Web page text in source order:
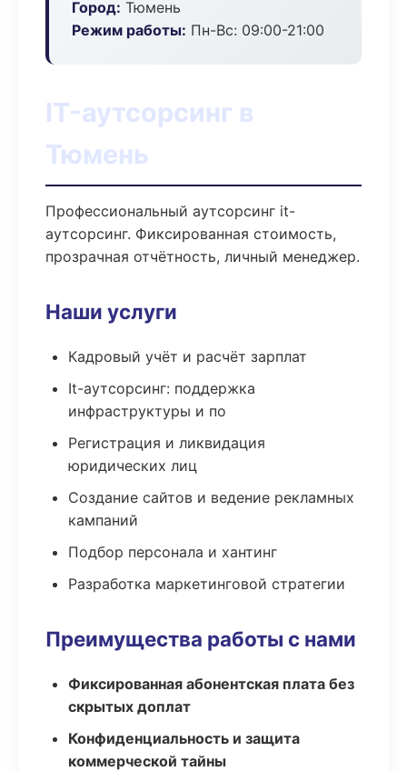
Город: Тюмень
Режим работы: Пн-Вс: 09:00-21:00
IT-аутсорсинг в
Тюмень
Профессиональный аутсорсинг it-
аутсорсинг. Фиксированная стоимость,
прозрачная отчётность, личный менеджер.
Наши услуги
Кадровый учёт и расчёт зарплат
It-аутсорсинг: поддержка
инфраструктуры и по
Регистрация и ликвидация
юридических лиц
Создание сайтов и ведение рекламных
кампаний
Подбор персонала и хантинг
Разработка маркетинговой стратегии
Преимущества работы с нами
Фиксированная абонентская плата без
скрытых доплат
Конфиденциальность и защита
коммерческой тайны